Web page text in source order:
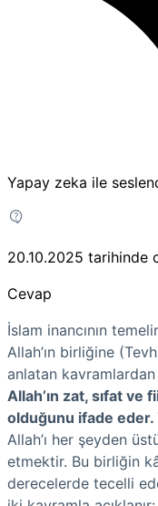
Yapay zeka ile
20.10.2025 tarihinde
Cevap
İslam inancının
Allah’ın birliğine
anlatan
Allah’ın zat, sıfat
olduğunu ifade eder.
Allah’ı her şeyden
etmektir. Bu birliğin
derecelerde tecelli